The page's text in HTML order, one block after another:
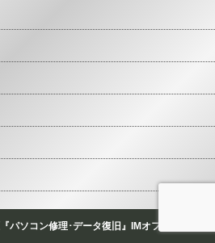
パソコン修理･データ復旧』IMオフィス